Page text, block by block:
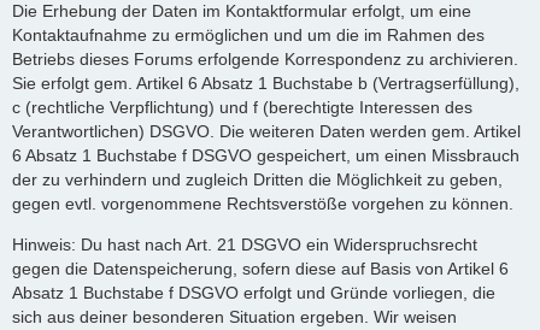
Die Erhebung der Daten im Kontaktformular erfolgt, um eine
Kontaktaufnahme zu ermöglichen und um die im Rahmen des
Betriebs dieses Forums erfolgende Korrespondenz zu archivieren.
Sie erfolgt gem. Artikel 6 Absatz 1 Buchstabe b (Vertragserfüllung),
c (rechtliche Verpflichtung) und f (berechtigte Interessen des
Verantwortlichen) DSGVO. Die weiteren Daten werden gem. Artikel
6 Absatz 1 Buchstabe f DSGVO gespeichert, um einen Missbrauch
der zu verhindern und zugleich Dritten die Möglichkeit zu geben,
gegen evtl. vorgenommene Rechtsverstöße vorgehen zu können.
Hinweis: Du hast nach Art. 21 DSGVO ein Widerspruchsrecht
gegen die Datenspeicherung, sofern diese auf Basis von Artikel 6
Absatz 1 Buchstabe f DSGVO erfolgt und Gründe vorliegen, die
sich aus deiner besonderen Situation ergeben. Wir weisen